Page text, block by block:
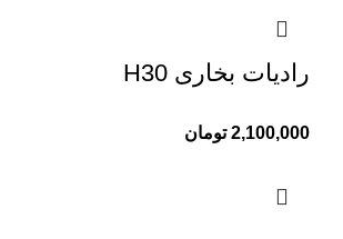
رادیات بخاری H30
2,100,000 تومان